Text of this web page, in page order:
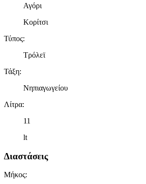
Αγόρι
Κορίτσι
Τύπος:
Τρόλεϊ
Τάξη:
Νηπιαγωγείου
Λίτρα:
11
lt
Διαστάσεις
Μήκος: